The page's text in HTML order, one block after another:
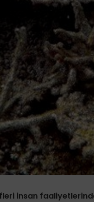
insan